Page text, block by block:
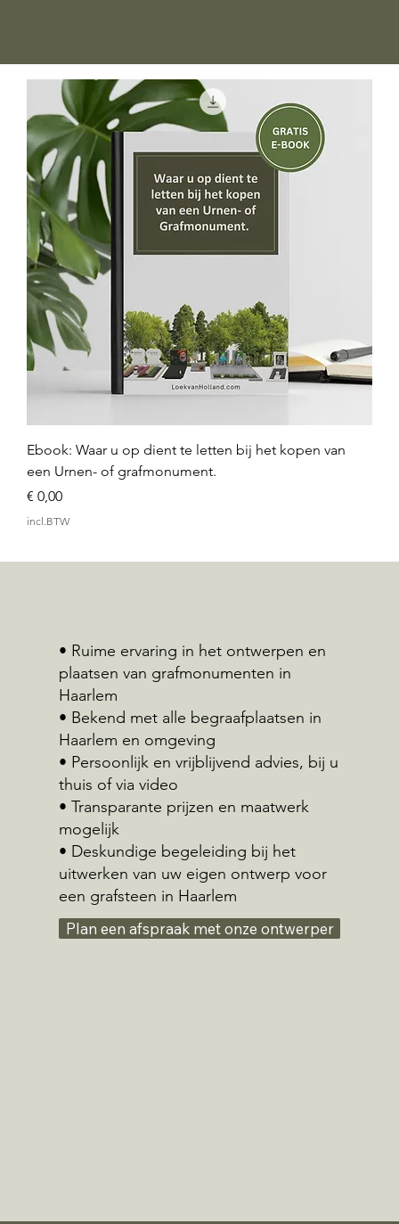
Ebook: Waar u op dient te letten bij het kopen van
een Urnen- of grafmonument.
Prijs
€ 0,00
incl.BTW
• Ruime ervaring in het ontwerpen en
plaatsen van grafmonumenten in
Haarlem
• Bekend met alle begraafplaatsen in
Haarlem en omgeving
• Persoonlijk en vrijblijvend advies, bij u
thuis of via video
• Transparante prijzen en maatwerk
mogelijk
• Deskundige begeleiding bij het
uitwerken van uw eigen ontwerp voor
een grafsteen in Haarlem
Plan een afspraak met onze ontwerper